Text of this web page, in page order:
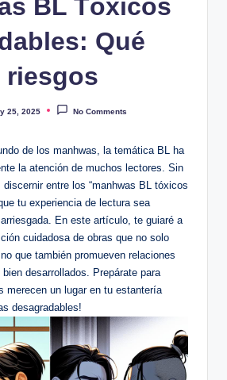
BL Tóxicos
Qué
riesgos
25, 2025 No Comments
de los manhwas, la temática BL ha
la atención de muchos lectores. Sin
entre los “manhwas BL tóxicos
tu experiencia de lectura sea
En este artículo, te guiaré a
cuidadosa de obras que no solo
que también promueven relaciones
desarrollados. Prepárate para
merecen un lugar en tu estantería
desagradables!